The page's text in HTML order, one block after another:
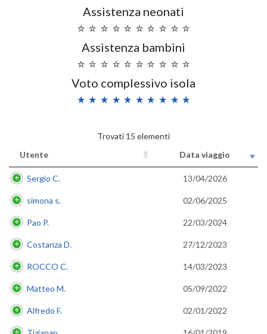
Assistenza neonati
Assistenza bambini
Voto complessivo isola
Trovati 15 elementi
Utente
Data viaggio
Sergio C. 13/04/2026
simona s. 02/06/2025
Pao P. 22/03/2024
Costanza D. 27/12/2023
ROCCO C. 14/03/2023
Matteo M. 05/09/2022
Alfredo F. 02/01/2022